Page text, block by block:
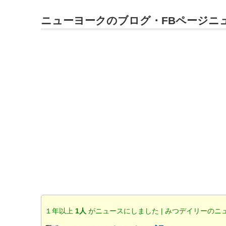
ニューヨークのブログ・FBページニ
１年以上 1人がニュースにしました | みつデイリーのニ